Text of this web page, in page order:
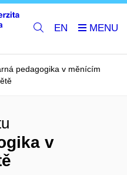
EN
pedagogika v měnícím
v